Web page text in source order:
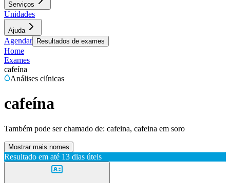
Serviços
Unidades
Ajuda
Agendar Resultados de exames
Home
Exames
cafeína
Análises clínicas
cafeína
Também pode ser chamado de: cafeina, cafeina em soro
Mostrar mais nomes
Resultado em até 13 dias úteis